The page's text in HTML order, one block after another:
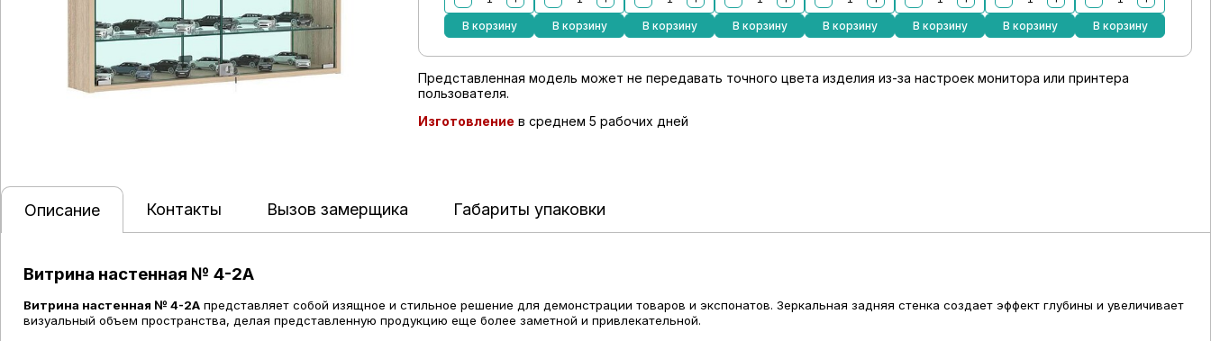
В корзину
В корзину
В корзину
В корзину
В корзину
В корзину
В корзину
В корзину
Представленная модель может не передавать точного цвета изделия из-за настроек монитора или принтера
пользователя.
Изготовление в среднем 5 рабочих дней
Описание Контакты Вызов замерщика Габариты упаковки
Витрина настенная № 4-2А
Витрина настенная № 4-2А представляет собой изящное и стильное решение для демонстрации товаров и экспонатов. Зеркальная задняя стенка создает эффект глубины и увеличивает
визуальный объем пространства, делая представленную продукцию еще более заметной и привлекательной.